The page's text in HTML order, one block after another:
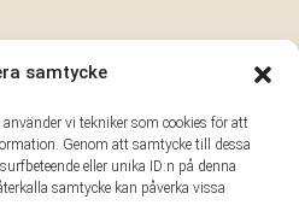
samtycke
vi tekniker som cookies för att
Genom att samtycke till dessa
eller unika ID:n på denna
samtycke kan påverka vissa